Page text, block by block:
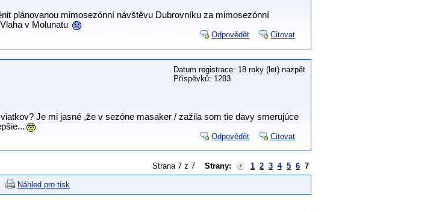
plánovanou mimosezónní návštěvu Dubrovníku za mimosezónní
v Molunatu
Odpovědět Citovat
Datum registrace: 18 roky (let) nazpět
Příspěvků: 1283
Je mi jasné ,že v sezóne masaker / zažila som tie davy smerujúce
Odpovědět Citovat
Strana 7 z 7 Strany: 1 2 3 4 5 6 7
Náhled pro tisk